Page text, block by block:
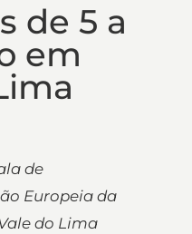
de 5 a
em
de
Europeia da
do Lima